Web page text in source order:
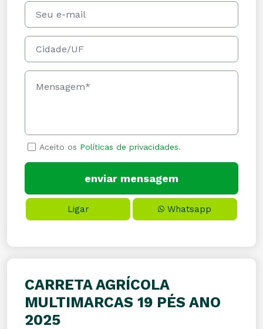
CARRETA AGRÍCOLA
MULTIMARCAS 19 PÉS ANO
2025
Aceito os Políticas de privacidades.
Ligar Whatsapp